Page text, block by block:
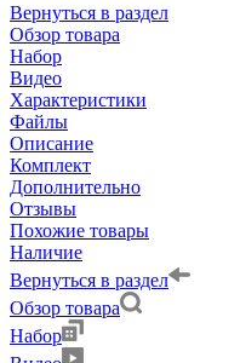
Вернуться в раздел
Обзор товара
Набор
Видео
Характеристики
Файлы
Описание
Комплект
Дополнительно
Отзывы
Похожие товары
Наличие
Вернуться в раздел
Обзор товара
Набор